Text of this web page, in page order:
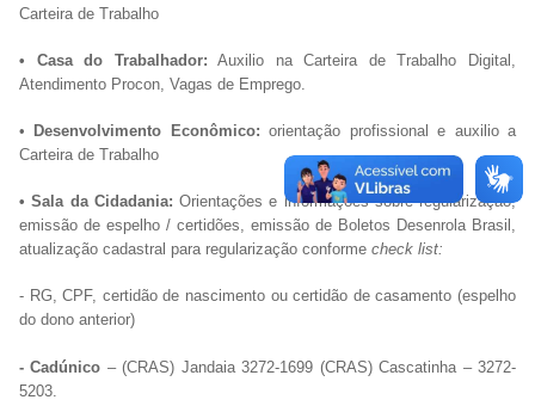
Carteira de Trabalho
• Casa do Trabalhador: Auxilio na Carteira de Trabalho Digital,
Atendimento Procon, Vagas de Emprego.
• Desenvolvimento Econômico:orientação profissional e auxilio a
Carteira de Trabalho
• Sala da Cidadania: Orientações e informações sobre regularização,
emissão de espelho / certidões, emissão de Boletos Desenrola Brasil,
atualização cadastral para regularização conforme check list:
- RG, CPF, certidão de nascimento ou certidão de casamento (espelho
do dono anterior)
- Cadúnico – (CRAS) Jandaia 3272-1699 (CRAS) Cascatinha – 3272-
5203.